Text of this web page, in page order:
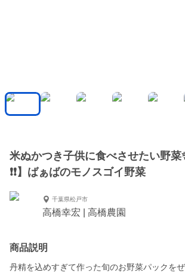
米ぬかつき子供に食べさせたい野菜
❗❗】ばぁばのモノスゴイ野菜
千葉県松戸市
高橋幸宏 | 高橋農園
商品説明
丹精を込めすぎて作った旬のお野菜パックを